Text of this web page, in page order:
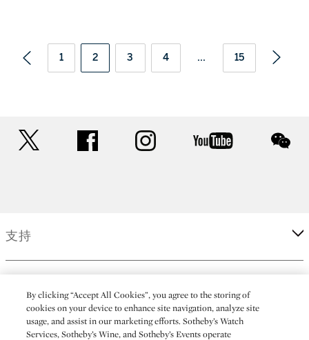
1 2 3 4 ... 15
facebook instagram youtube
支持
更多
By clicking “Accept All Cookies”, you agree to the storing of
cookies on your device to enhance site navigation, analyze site
usage, and assist in our marketing efforts. Sotheby’s Watch
Services, Sotheby’s Wine, and Sotheby’s Events operate